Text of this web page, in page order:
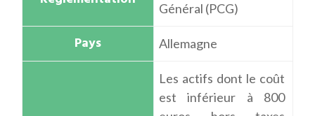
Général (PCG)
Allemagne
Les actifs dont le coût
est inférieur à 800